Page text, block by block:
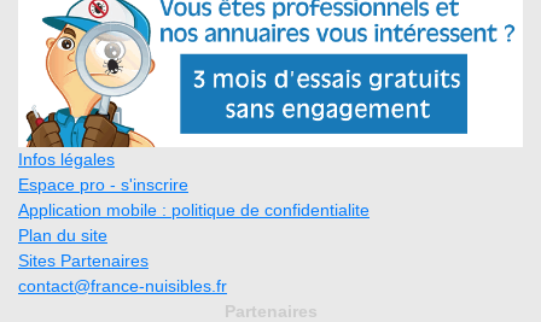
Infos légales
Espace pro - s'inscrire
Application mobile : politique de confidentialite
Plan du site
Sites Partenaires
contact@france-nuisibles.fr
Partenaires